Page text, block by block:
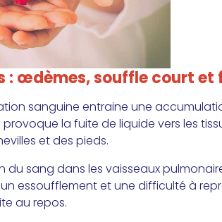
: œdèmes, souffle court et
sanguine entraine une
provoque la fuite de liquide vers les
et des pieds.
du sang dans les vaisseaux
essoufflement et une difficulté à
au repos.